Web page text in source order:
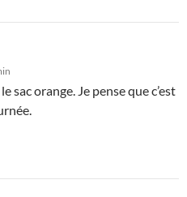
sac orange. Je pense que c’est